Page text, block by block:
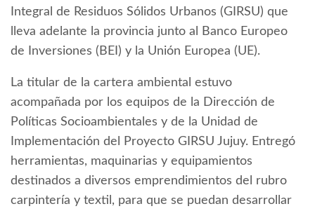
Integral de Residuos Sólidos Urbanos (GIRSU) que
lleva adelante la provincia junto al Banco Europeo
de Inversiones (BEI) y la Unión Europea (UE).
La titular de la cartera ambiental estuvo
acompañada por los equipos de la Dirección de
Políticas Socioambientales y de la Unidad de
Implementación del Proyecto GIRSU Jujuy. Entregó
herramientas, maquinarias y equipamientos
destinados a diversos emprendimientos del rubro
carpintería y textil, para que se puedan desarrollar